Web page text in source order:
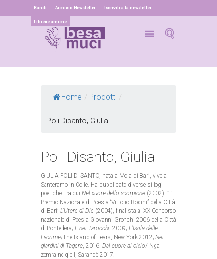
Bandi Archivio Newsletter Iscriviti alla newsletter
Librerie amiche
Home / Prodotti /
Poli Disanto, Giulia
Poli Disanto, Giulia
GIULIA POLI DI SANTO, nata a Mola di Bari, vive a
Santeramo in Colle. Ha pubblicato diverse sillogi
poetiche, tra cui Nel cuore dello scorpione (2002), 1°
Premio Nazionale di Poesia “Vittorio Bodini” della Città
di Bari; L’Utero di Dio (2004), finalista al XX Concorso
nazionale di Poesia Giovanni Gronchi 2006 della Città
di Pontedera; E nei Tarocchi , 2009; L’Isola delle
Lacrime/The Island of Tears, New York 2012; Nei
giardini di Tagore , 2016. Dal cuore al cielo/ Nga
zemra në qiell, Sarandë 2017.